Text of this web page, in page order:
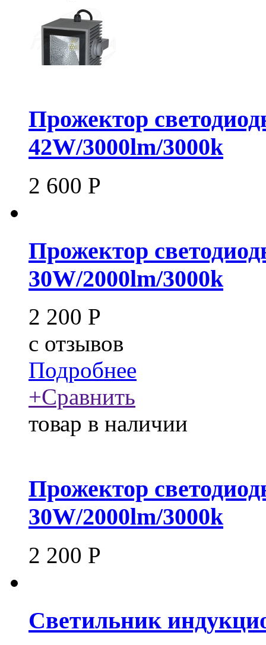
Прожектор
42W/3000lm/3000k
2 600 Р
Прожектор
30W/2000lm/3000k
2 200 Р
c отзывов
Подробнее
+Сравнить
товар в наличии
Прожектор
30W/2000lm/3000k
2 200 Р
Светильник